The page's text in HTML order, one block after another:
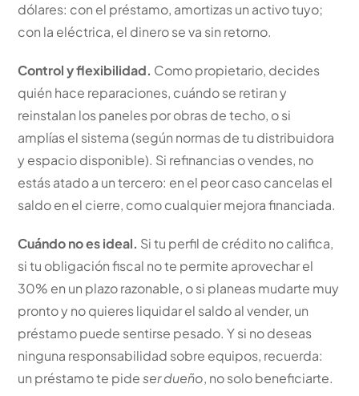
dólares: con el préstamo, amortizas un activo tuyo;
con la eléctrica, el dinero se va sin retorno.
Control y flexibilidad. Como propietario, decides
quién hace reparaciones, cuándo se retiran y
reinstalan los paneles por obras de techo, o si
amplías el sistema (según normas de tu distribuidora
y espacio disponible). Si refinancias o vendes, no
estás atado a un tercero: en el peor caso cancelas el
saldo en el cierre, como cualquier mejora financiada.
Cuándo no es ideal. Si tu perfil de crédito no califica,
si tu obligación fiscal no te permite aprovechar el
30% en un plazo razonable, o si planeas mudarte muy
pronto y no quieres liquidar el saldo al vender, un
préstamo puede sentirse pesado. Y si no deseas
ninguna responsabilidad sobre equipos, recuerda:
un préstamo te pideser dueño, no solo beneficiarte.